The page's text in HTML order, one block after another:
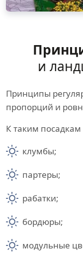
и
Принципы
пропорций и
К таким посадкам
клумбы;
партеры;
рабатки;
бордюры;
модульные